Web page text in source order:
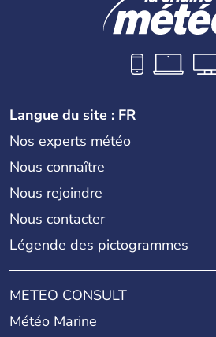
Langue du site : FR
Nos experts météo
Nous connaître
Nous rejoindre
Nous contacter
Légende des pictogrammes
METEO CONSULT
Météo Marine